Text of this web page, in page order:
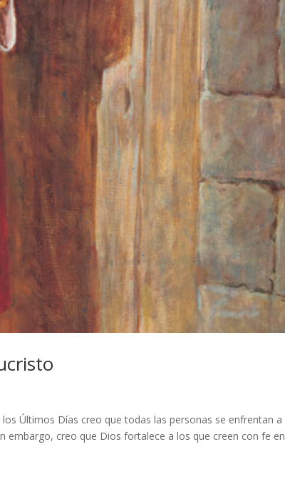
Últimos Días creo que todas las personas se enfrentan a
embargo, creo que Dios fortalece a los que creen con fe en